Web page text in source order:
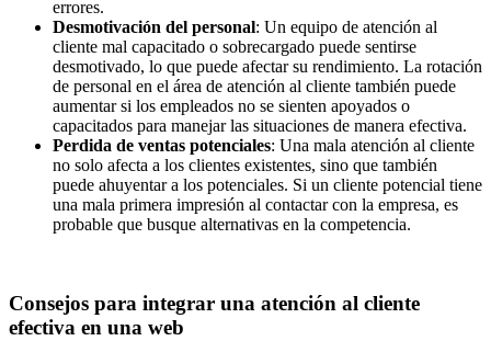
errores.
Desmotivación del personal: Un equipo de atención al
cliente mal capacitado o sobrecargado puede sentirse
desmotivado, lo que puede afectar su rendimiento. La rotación
de personal en el área de atención al cliente también puede
aumentar si los empleados no se sienten apoyados o
capacitados para manejar las situaciones de manera efectiva.
Perdida de ventas potenciales: Una mala atención al cliente
no solo afecta a los clientes existentes, sino que también
puede ahuyentar a los potenciales. Si un cliente potencial tiene
una mala primera impresión al contactar con la empresa, es
probable que busque alternativas en la competencia.
Consejos para integrar una atención al cliente
efectiva en una web